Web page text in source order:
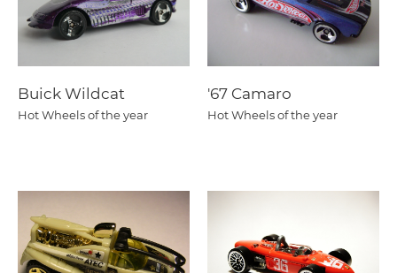
Buick Wildcat
Hot Wheels of the year
'67 Camaro
Hot Wheels of the year